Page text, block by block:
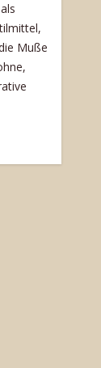
Muße